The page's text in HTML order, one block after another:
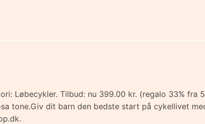
Løbecykler. Tilbud: nu 399.00 kr. (regalo 33%
tone.Giv dit barn den bedste start på cykellivet